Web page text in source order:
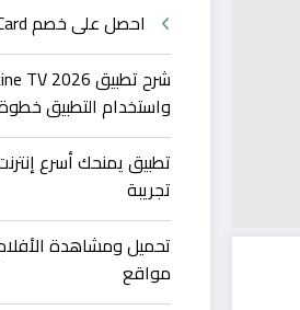
احصل على خصم RedotPay Card كوبونات حصرية
واستخدام التطبيق
تطبيق يمنحك أسرع
تجريبة
مواقع